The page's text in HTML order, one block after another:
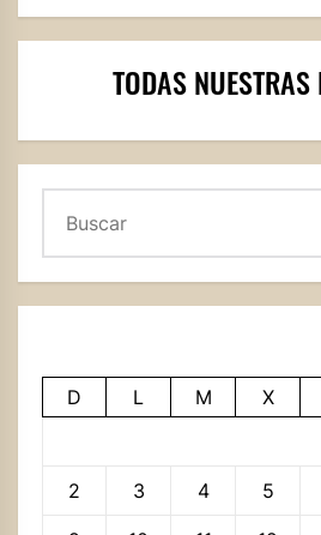
TODAS
D L M X
2 3 4 5